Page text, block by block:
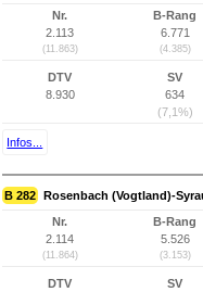
Nr.
2.113
(11.863)
B-Rang
6.771
(4.385)
DTV
8.930
SV
634
(7,1%)
Infos...
B 282 Rosenbach (Vogtland)-
Nr.
2.114
(11.864)
B-Rang
5.526
(3.153)
DTV
SV